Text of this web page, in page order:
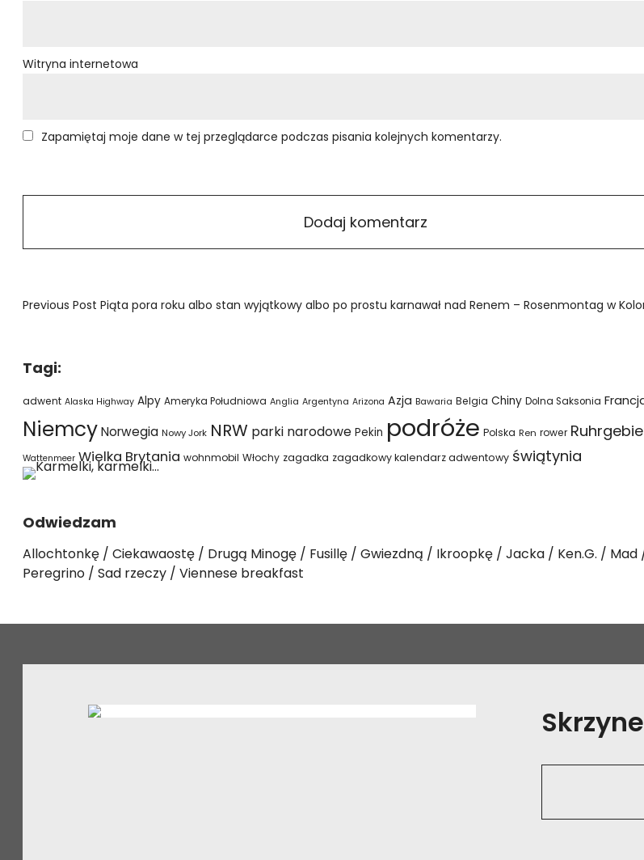
Witryna internetowa
Zapamiętaj moje dane w tej przeglądarce podczas pisania kolejnych komentarzy.
Previous Post Piąta pora roku albo stan wyjątkowy albo po prostu karnawał nad Renem – Rosenmontag w
Tagi:
adwent Alaska Highway Alpy Ameryka Południowa Anglia Argentyna Arizona Azja Bawaria Belgia Chiny Dolna Saksonia
NiemcyNorwegia Nowy Jork NRW parki narodowe Pekin podróże Polska Ren rower
Wattenmeer Wielka Brytania wohnmobil Włochy zagadka zagadkowy kalendarz adwentowy świątynia
Odwiedzam
Allochtonkę Ciekawaostę Drugą Minogę Fusillę Gwiezdną Ikroopkę Jacka Ken.G. Mad
Peregrino
Sad rzeczy Viennese breakfast